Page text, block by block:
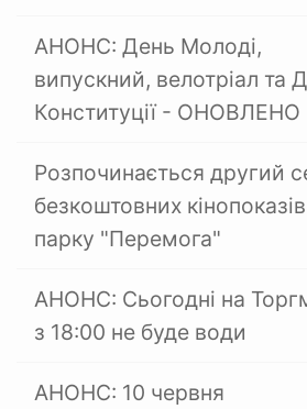
АНОНС: День Молоді,
випускний, велотріал та
Конституції - ОНОВЛЕНО
Розпочинається другий
безкоштовних
парку "Перемога"
АНОНС: Сьогодні на
з 18:00 не буде води
АНОНС: 10 червня